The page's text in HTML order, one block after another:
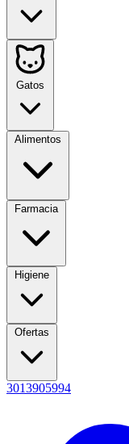
Gatos
Alimentos
Farmacia
Higiene
Ofertas
3013905994